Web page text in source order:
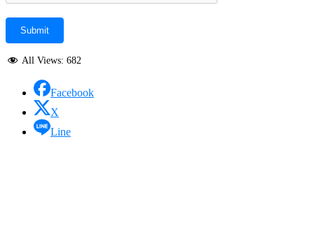
All Views: 682
Facebook
X
Line